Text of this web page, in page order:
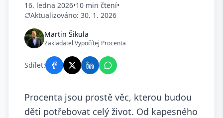
16. ledna 2026•10 min čtení•
Aktualizováno: 30. 1. 2026
Martin Šikula
Zakladatel Vypočítej Procenta
Sdílet:
Procenta jsou prostě věc, kterou budou
děti potřebovat celý život. Od kapesného